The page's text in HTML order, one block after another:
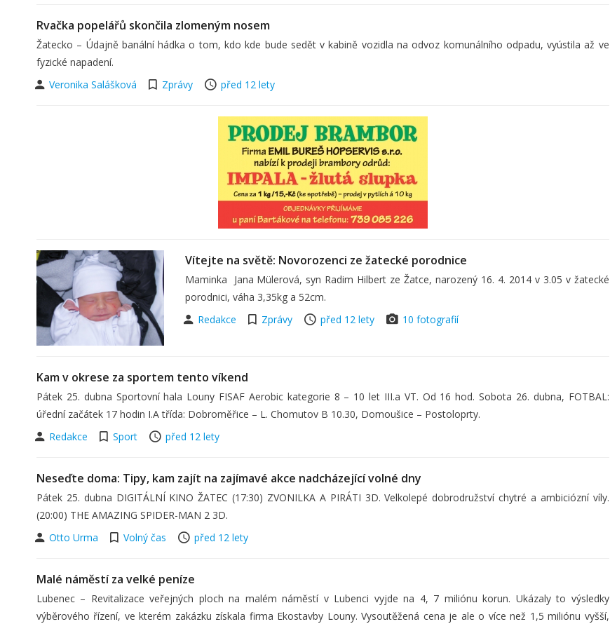
Rvačka popelářů skončila zlomeným nosem
Žatecko – Údajně banální hádka o tom, kdo kde bude sedět v kabině vozidla na odvoz komunálního odpadu, vyústila až ve
fyzické napadení.
Veronika Salášková
Zprávy před 12 lety
Vítejte na světě: Novorozenci ze žatecké porodnice
Maminka Jana Mülerová, syn Radim Hilbert ze Žatce, narozený 16. 4. 2014 v 3.05 v žatecké
porodnici, váha 3,35kg a 52cm.
Redakce
Zprávy před 12 lety 10 fotografií
Kam v okrese za sportem tento víkend
Pátek 25. dubna Sportovní hala Louny FISAF Aerobic kategorie 8 – 10 let III.a VT. Od 16 hod. Sobota 26. dubna, FOTBAL:
úřední začátek 17 hodin I.A třída: Dobroměřice – L. Chomutov B 10.30, Domoušice – Postoloprty.
Redakce
Sport před 12 lety
Neseďte doma: Tipy, kam zajít na zajímavé akce nadcházející volné dny
Pátek 25. dubna DIGITÁLNÍ KINO ŽATEC (17:30) ZVONILKA A PIRÁTI 3D. Velkolepé dobrodružství chytré a ambiciózní víly.
(20:00) THE AMAZING SPIDER-MAN 2 3D.
Otto Urma
Volný čas před 12 lety
Malé náměstí za velké peníze
Lubenec – Revitalizace veřejných ploch na malém náměstí v Lubenci vyjde na 4, 7 miliónu korun. Ukázaly to výsledky
výběrového řízení, ve kterém zakázku získala firma Ekostavby Louny. Vysoutěžená cena je ale o více než 1,5 miliónu vyšší,